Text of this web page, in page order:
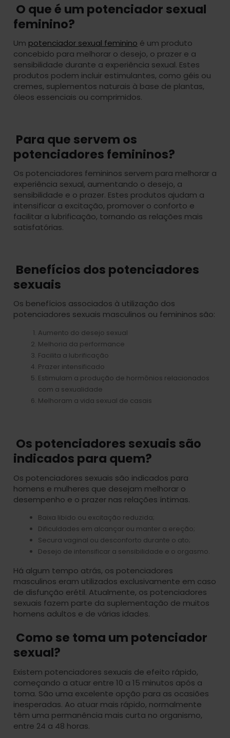
O que é um potenciador sexual
feminino?
Um potenciador sexual feminino é um produto
concebido para melhorar o desejo, o prazer e a
sensibilidade durante a experiência sexual. Estes
produtos podem incluir estimulantes, como géis ou
cremes, suplementos naturais à base de plantas,
óleos essenciais ou comprimidos.
Para que servem os
potenciadores femininos?
Os potenciadores femininos servem para melhorar a
experiência sexual, aumentando o desejo, a
sensibilidade e o prazer. Estes produtos ajudam a
intensificar a excitação, promover o conforto e
facilitar a lubrificação, tornando as relações mais
satisfatórias.
Benefícios dos potenciadores
sexuais
Os benefícios associados à utilização dos
potenciadores sexuais masculinos ou femininos são:
Aumento do desejo sexual
Melhoria da performance
Facilita a lubrificação
Prazer intensificado
Estimulam a produção de hormônios relacionados
com a sexualidade
Melhoram a vida sexual de casais
Os potenciadores sexuais são
indicados para quem?
Os potenciadores sexuais são indicados para
homens e mulheres que desejam melhorar o
desempenho e o prazer nas relações íntimas.
Baixa libido ou excitação reduzida;
Dificuldades em alcançar ou manter a ereção;
Secura vaginal ou desconforto durante o ato;
Desejo de intensificar a sensibilidade e o orgasmo.
Há algum tempo atrás, os potenciadores
masculinos eram utilizados exclusivamente em caso
de disfunção erétil. Atualmente, os potenciadores
sexuais fazem parte da suplementação de muitos
homens adultos e de várias idades.
Como se toma um potenciador
sexual?
Existem potenciadores sexuais de efeito rápido,
começando a atuar entre 10 a 15 minutos após a
toma. São uma excelente opção para as ocasiões
inesperadas. Ao atuar mais rápido, normalmente
têm uma permanência mais curta no organismo,
entre 24 a 48 horas.